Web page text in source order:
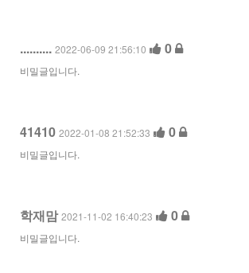
.......... 2022-06-09 21:56:10 0
비밀글입니다.
41410 2022-01-08 21:52:33 0
비밀글입니다.
학재맘2021-11-02 16:40:23 0
비밀글입니다.